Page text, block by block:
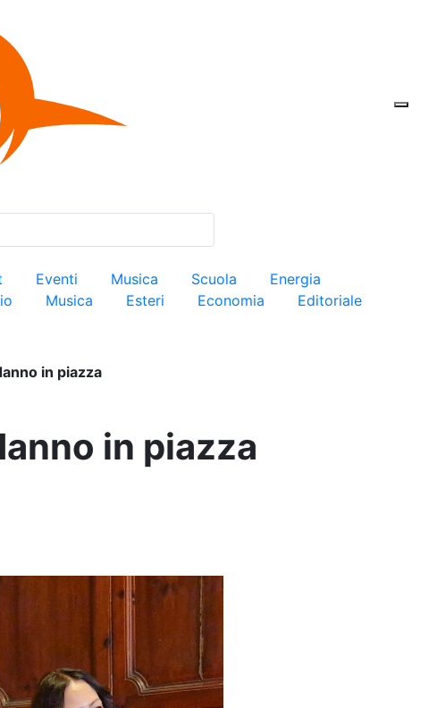
Eventi Musica Scuola
Energia
Musica Esteri Economia
Editoriale
in piazza
in piazza